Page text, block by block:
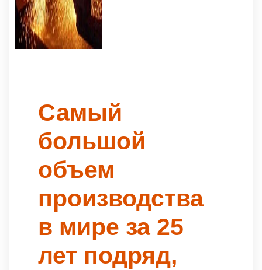
Самый
большой
объем
производства
в мире за 25
лет подряд,